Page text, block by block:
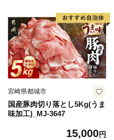
切り身 魚 わけあり
宮崎県都城市
国産豚肉切り落とし5Kg(うま
味加工)_MJ-3647
15,000円